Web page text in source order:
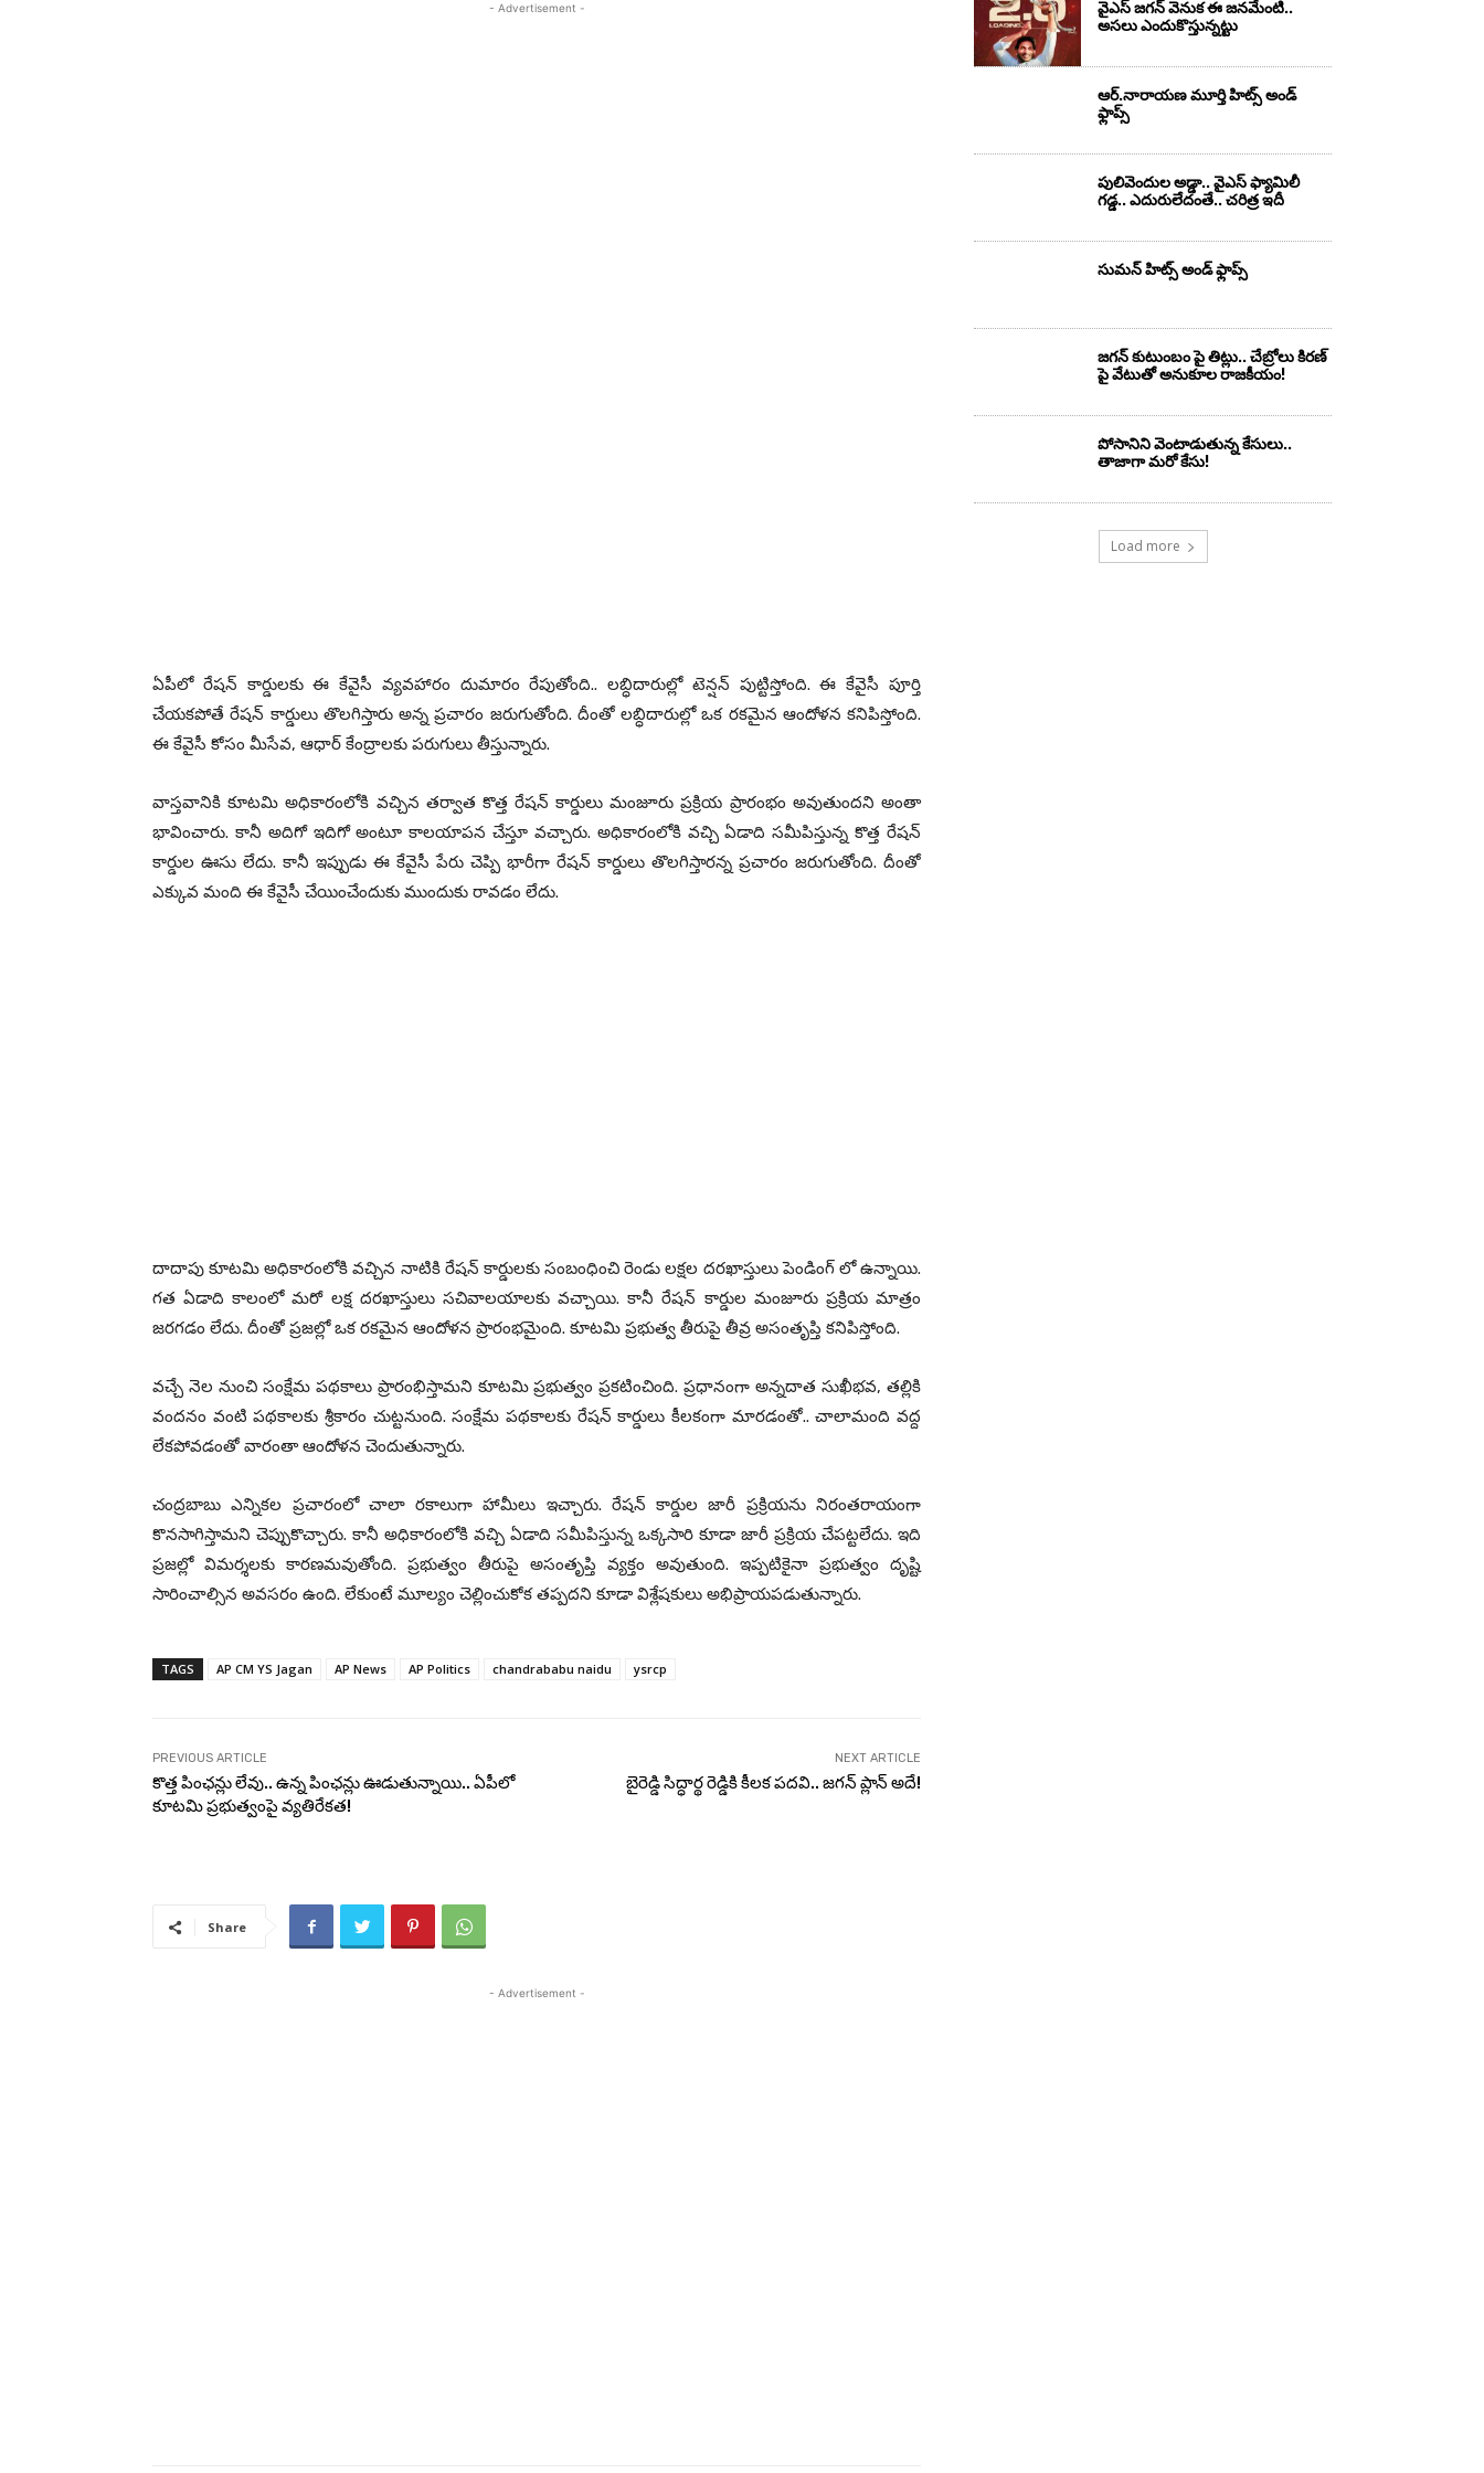
- Advertisement -
ఏపీలో రేషన్ కార్డులకు ఈ కేవైసీ వ్యవహారం దుమారం రేపుతోంది.. లబ్ధిదారుల్లో టెన్షన్ పుట్టిస్తోంది. ఈ కేవైసీ పూర్తి
చేయకపోతే రేషన్ కార్డులు తొలగిస్తారు అన్న ప్రచారం జరుగుతోంది. దీంతో లబ్ధిదారుల్లో ఒక రకమైన ఆందోళన కనిపిస్తోంది.
ఈ కేవైసీ కోసం మీసేవ, ఆధార్ కేంద్రాలకు పరుగులు తీస్తున్నారు.
వాస్తవానికి కూటమి అధికారంలోకి వచ్చిన తర్వాత కొత్త రేషన్ కార్డులు మంజూరు ప్రక్రియ ప్రారంభం అవుతుందని అంతా
భావించారు. కానీ అదిగో ఇదిగో అంటూ కాలయాపన చేస్తూ వచ్చారు. అధికారంలోకి వచ్చి ఏడాది సమీపిస్తున్న కొత్త రేషన్
కార్డుల ఊసు లేదు. కానీ ఇప్పుడు ఈ కేవైసీ పేరు చెప్పి భారీగా రేషన్ కార్డులు తొలగిస్తారన్న ప్రచారం జరుగుతోంది. దీంతో
ఎక్కువ మంది ఈ కేవైసీ చేయించేందుకు ముందుకు రావడం లేదు.
దాదాపు కూటమి అధికారంలోకి వచ్చిన నాటికి రేషన్ కార్డులకు సంబంధించి రెండు లక్షల దరఖాస్తులు పెండింగ్ లో ఉన్నాయి.
గత ఏడాది కాలంలో మరో లక్ష దరఖాస్తులు సచివాలయాలకు వచ్చాయి. కానీ రేషన్ కార్డుల మంజూరు ప్రక్రియ మాత్రం
జరగడం లేదు. దీంతో ప్రజల్లో ఒక రకమైన ఆందోళన ప్రారంభమైంది. కూటమి ప్రభుత్వ తీరుపై తీవ్ర అసంతృప్తి కనిపిస్తోంది.
వచ్చే నెల నుంచి సంక్షేమ పథకాలు ప్రారంభిస్తామని కూటమి ప్రభుత్వం ప్రకటించింది. ప్రధానంగా అన్నదాత సుఖీభవ, తల్లికి
వందనం వంటి పథకాలకు శ్రీకారం చుట్టనుంది. సంక్షేమ పథకాలకు రేషన్ కార్డులు కీలకంగా మారడంతో.. చాలామంది వద్ద
లేకపోవడంతో వారంతా ఆందోళన చెందుతున్నారు.
చంద్రబాబు ఎన్నికల ప్రచారంలో చాలా రకాలుగా హామీలు ఇచ్చారు. రేషన్ కార్డుల జారీ ప్రక్రియను నిరంతరాయంగా
కొనసాగిస్తామని చెప్పుకొచ్చారు. కానీ అధికారంలోకి వచ్చి ఏడాది సమీపిస్తున్న ఒక్కసారి కూడా జారీ ప్రక్రియ చేపట్టలేదు. ఇది
ప్రజల్లో విమర్శలకు కారణమవుతోంది. ప్రభుత్వం తీరుపై అసంతృప్తి వ్యక్తం అవుతుంది. ఇప్పటికైనా ప్రభుత్వం దృష్టి
సారించాల్సిన అవసరం ఉంది. లేకుంటే మూల్యం చెల్లించుకోక తప్పదని కూడా విశ్లేషకులు అభిప్రాయపడుతున్నారు.
TAGS AP CM YS Jagan AP News AP Politics chandrababu naidu ysrcp
PREVIOUS ARTICLE
కొత్త పింఛన్లు లేవు.. ఉన్న పింఛన్లు ఊడుతున్నాయి.. ఏపీలో
కూటమి ప్రభుత్వంపై వ్యతిరేకత!
NEXT ARTICLE
బైరెడ్డి సిద్ధార్థ రెడ్డికి కీలక పదవి.. జగన్ ప్లాన్ అదే!
Share
- Advertisement -
వైఎస్‌ జగన్‌ వెనుక ఈ జనమేంటి..
అసలు ఎందుకొస్తున్నట్టు
ఆర్‌.నారాయ‌ణ మూర్తి హిట్స్ అండ్
ఫ్లాప్స్‌
పులివెందుల అడ్డా.. వైఎస్ ఫ్యామిలీ
గడ్డ.. ఎదురులేదంతే.. చరిత్ర ఇదీ
సుమ‌న్ హిట్స్ అండ్ ఫ్లాప్స్‌
జగన్ కుటుంబం పై తిట్లు.. చేబ్రోలు కిరణ్
పై వేటుతో అనుకూల రాజకీయం!
పోసానిని వెంటాడుతున్న కేసులు..
తాజాగా మరో కేసు!
Load more